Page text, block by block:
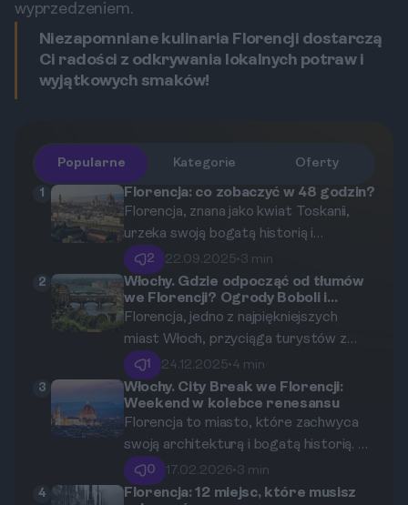
wyprzedzeniem.
Niezapomniane kulinaria Florencji dostarczą
Ci radości z odkrywania lokalnych potraw i
wyjątkowych smaków!
Popularne Kategorie Oferty
1
Florencja: co zobaczyć w 48 godzin?
Florencja, znana jako kwiat Toskanii,
urzeka swoją bogatą historią i
architekturą. Głęboko zakorzeniona w
renesansowych tradycjach, jest
prawdziwym skarbem sztuki, który
warto odkryć. W ciągu 48 godzin
będziesz miał okazję zwiedzić
najważniejsze zabytki, spróbować
lokalnych przysmaków oraz poczuć
atmosferę tego niesamowitego
miasta.
2 22.09.2025•3 min
2
Włochy. Gdzie odpocząć od tłumów
we Florencji? Ogrody Boboli i
Bardini
Florencja, jedno z najpiękniejszych
miast Włoch, przyciąga turystów z
całego świata. W gąszczu miejskiego
zgiełku i tłumów zwiedzających łatwo
poczuć się przytłoczonym. Na
szczęście, w tym pięknym mieście
znajdziemy kilka niezwykłych miejsc,
gdzie możemy się zrelaksować.
Ogrody Boboli i Bardini to idealne oazy
1 24.12.2025•4 min
3
Włochy. City Break we Florencji:
Weekend w kolebce renesansu
Florencja to miasto, które zachwyca
swoją architekturą i bogatą historią. To
idealne miejsce na krótki wypad,
podczas którego możemy odkrywać
0 17.02.2026•3 min
4
Florencja: 12 miejsc, które musisz